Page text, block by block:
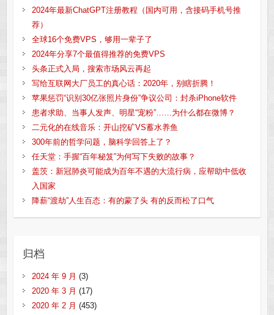
2024年最新ChatGPT注册教程（国内可用，含接码手机号推
荐）
全球16个免费VPS，够用一辈子了
2024年分享7个最值得推荐的免费VPS
头条正式入局，搜索市场风云再起
写给互联网大厂员工的真心话：2020年，别瞎折腾！
苹果惩罚“识别30亿张照片身份”争议公司：封杀iPhone软件
患者求助、当事人发声、明星“宠粉”……为什么都在微博？
二元化的在线音乐：开山挖矿VS蓄水养鱼
300年前的哲学问题，脑科学回答上了？
任天堂：手握“百年秘笈”为何写下失败的故事？
盖茨：新冠肺炎可能成为百年不遇的大流行病，应帮助中低收
入国家
降薪“渡劫”人生百态：有的蒙了头 有的反而松了口气
归档
2024 年 9 月 (3)
2020 年 3 月 (17)
2020 年 2 月 (453)